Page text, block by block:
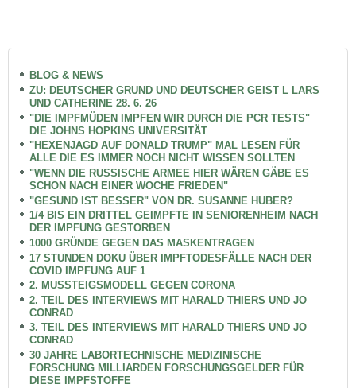
BLOG & NEWS
ZU: DEUTSCHER GRUND UND DEUTSCHER GEIST L LARS
UND CATHERINE 28. 6. 26
"DIE IMPFMÜDEN IMPFEN WIR DURCH DIE PCR TESTS"
DIE JOHNS HOPKINS UNIVERSITÄT
"HEXENJAGD AUF DONALD TRUMP" MAL LESEN FÜR
ALLE DIE ES IMMER NOCH NICHT WISSEN SOLLTEN
"WENN DIE RUSSISCHE ARMEE HIER WÄREN GÄBE ES
SCHON NACH EINER WOCHE FRIEDEN"
"GESUND IST BESSER" VON DR. SUSANNE HUBER?
1/4 BIS EIN DRITTEL GEIMPFTE IN SENIORENHEIM NACH
DER IMPFUNG GESTORBEN
1000 GRÜNDE GEGEN DAS MASKENTRAGEN
17 STUNDEN DOKU ÜBER IMPFTODESFÄLLE NACH DER
COVID IMPFUNG AUF 1
2. MUSSTEIGSMODELL GEGEN CORONA
2. TEIL DES INTERVIEWS MIT HARALD THIERS UND JO
CONRAD
3. TEIL DES INTERVIEWS MIT HARALD THIERS UND JO
CONRAD
30 JAHRE LABORTECHNISCHE MEDIZINISCHE
FORSCHUNG MILLIARDEN FORSCHUNGSGELDER FÜR
DIESE IMPFSTOFFE